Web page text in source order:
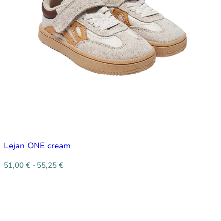
Lejan ONE cream
51,00 € - 55,25 €